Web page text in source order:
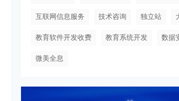
互联网信息服务 技术咨询 独立站
教育软件开发收费 教育系统开发 数据
微美全息